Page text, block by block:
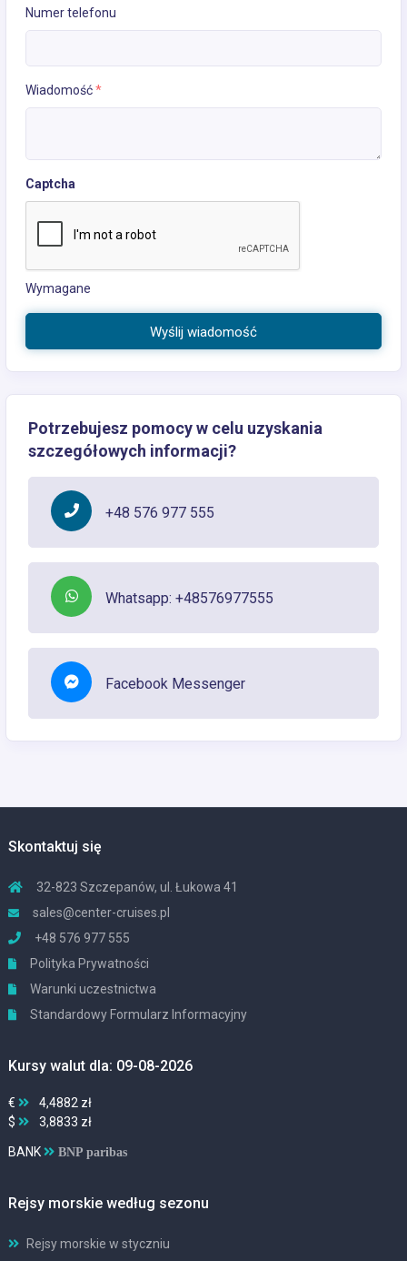
Numer telefonu
Wiadomość*
Captcha
Wymagane
Wyślij wiadomość
Potrzebujesz pomocy w celu uzyskania
szczegółowych informacji?
+48 576 977 555
Whatsapp: +48576977555
Facebook Messenger
Skontaktuj się
32-823 Szczepanów, ul. Łukowa 41
sales@center-cruises.pl
+48 576 977 555
Polityka Prywatności
Warunki uczestnictwa
Standardowy Formularz Informacyjny
Kursy walut dla: 09-08-2026
€
4,4882 zł
$
3,8833 zł
BANK BNP paribas
Rejsy morskie według sezonu
Rejsy morskie w styczniu